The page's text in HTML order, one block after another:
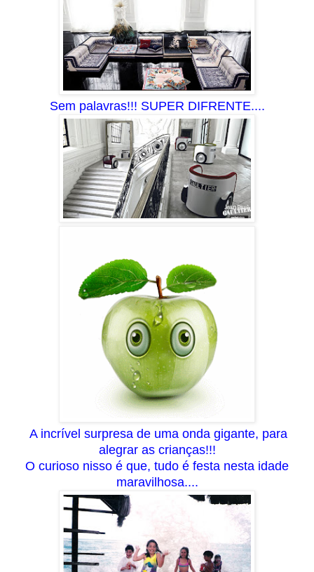
Sem palavras!!! SUPER DIFRENTE....
A incrível surpresa de uma onda gigante, para
alegrar as crianças!!!
O curioso nisso é que, tudo é festa nesta idade
maravilhosa....